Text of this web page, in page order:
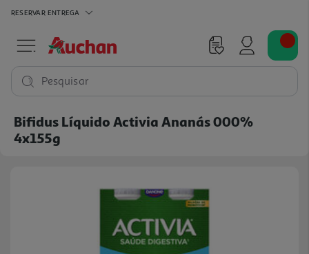
RESERVAR ENTREGA
Pesquisar
Bifidus Líquido Activia Ananás 000%
4x155g